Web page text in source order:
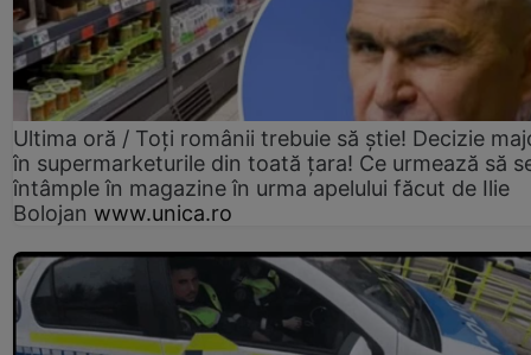
Ultima oră / Toți românii trebuie să știe! Decizie
în supermarketurile din toată țara! Ce urmează să
întâmple în magazine în urma apelului făcut de Ilie
Bolojan www.unica.ro